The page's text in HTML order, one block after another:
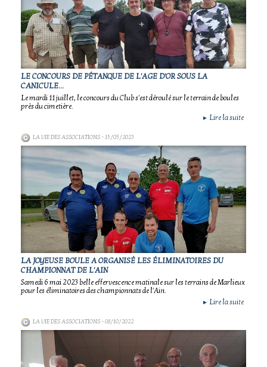
LE CONCOURS DE PÉTANQUE DE L'AGE D'OR SOUS LA
CANICULE...
Le mardi 11 juillet, le concours du Club s'est déroulé sur le terrain de boules
près du cimetière.
► Lire la suite
LA VIE DES ASSOCIATIONS- 15/05/2023
LA JOYEUSE BOULE A ORGANISÉ LES ÉLIMINATOIRES DU
CHAMPIONNAT DE L'AIN
Samedi 6 mai 2023 belle effervescence matinale sur les terrains de Marlieux
pour les éliminatoires des championnats de l'Ain.
► Lire la suite
LA VIE DES ASSOCIATIONS- 08/10/2022